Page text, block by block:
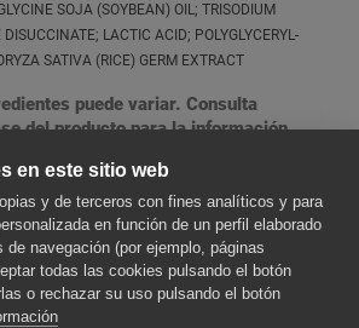
SOJA (SOYBEAN) OIL; TRISODIUM
LACTIC ACID; POLYGLYCERYL-
SATIVA (RICE) GERM EXTRACT
puede variar. Consulta
del producto para la información
en este sitio web
y de terceros con fines analíticos y para
en función de un perfil elaborado
navegación (por ejemplo, páginas
todas las cookies pulsando el botón
o rechazar su uso pulsando el botón